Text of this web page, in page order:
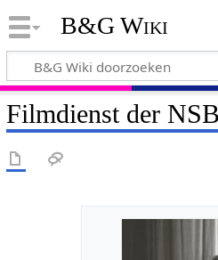
B&G Wiki
Filmdienst der NSB